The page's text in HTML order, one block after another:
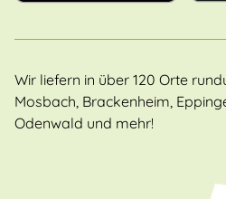
Wir liefern in über 120 Orte
Mosbach, Brackenheim,
Odenwald und mehr!